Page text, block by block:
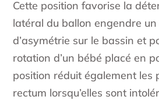
Cette position favorise la
latéral du ballon engendre
d’asymétrie sur le bassin et
rotation d’un bébé placé en
position réduit également les
rectum lorsqu’elles sont